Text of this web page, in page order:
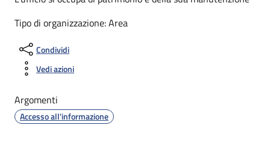
Tipo di organizzazione: Area
Condividi
Vedi azioni
Argomenti
Accesso all'informazione